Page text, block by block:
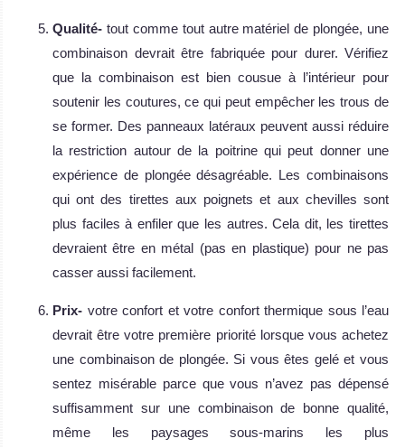
Qualité- tout comme tout autre matériel de plongée, une
combinaison devrait être fabriquée pour durer. Vérifiez
que la combinaison est bien cousue à l’intérieur pour
soutenir les coutures, ce qui peut empêcher les trous de
se former. Des panneaux latéraux peuvent aussi réduire
la restriction autour de la poitrine qui peut donner une
expérience de plongée désagréable. Les combinaisons
qui ont des tirettes aux poignets et aux chevilles sont
plus faciles à enfiler que les autres. Cela dit, les tirettes
devraient être en métal (pas en plastique) pour ne pas
casser aussi facilement.
Prix- votre confort et votre confort thermique sous l’eau
devrait être votre première priorité lorsque vous achetez
une combinaison de plongée. Si vous êtes gelé et vous
sentez misérable parce que vous n’avez pas dépensé
suffisamment sur une combinaison de bonne qualité,
même les paysages sous-marins les plus